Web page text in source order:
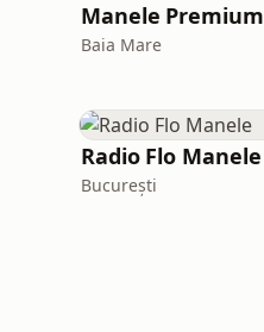
Manele Premium
Baia Mare
Radio Flo Manele
București